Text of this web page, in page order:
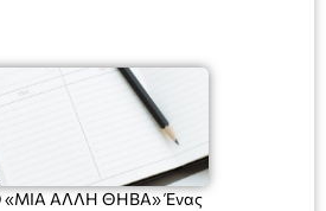
Δημοκρατίας 31 στην αίθουσα
παρακάτω θέματα:
ΑΛΛΗ ΘΗΒΑ» Ένας